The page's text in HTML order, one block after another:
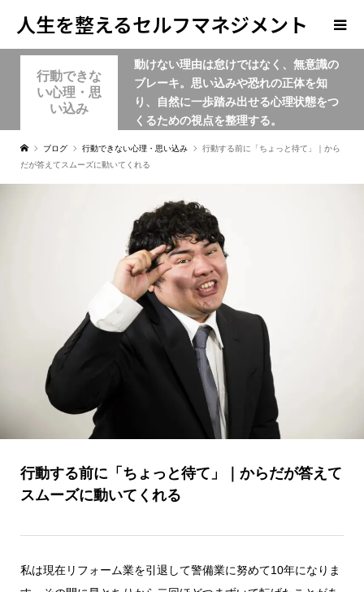
人生を整えるセルフマネジメント
行動できな
い心理・思
い込み
動けない理由は怠けではなく、無意識の
ブレーキ。思い込みや恐れの正体を知
り、自然に一歩踏み出せる心理状態をつ
くるための視点を整理する。
ブログ 行動できない心理・思い込み
行動する前に「ちょっと待て」｜から
だが答えてスムーズに動いてくれる
行動する前に「ちょっと待て」｜からだが答えて
スムーズに動いてくれる
私は現在リフォーム業を引退して警備業に努めて10年になりま